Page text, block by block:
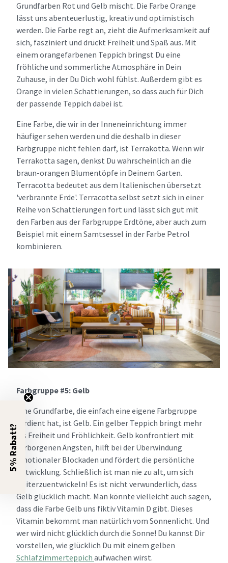
Grundfarben Rot und Gelb mischt. Die Farbe Orange
lässt uns abenteuerlustig, kreativ und optimistisch
werden. Die Farbe regt an, zieht die Aufmerksamkeit auf
sich, fasziniert und drückt Freiheit und Spaß aus. Mit
einem orangefarbenen Teppich bringst Du eine
fröhliche und sommerliche Atmosphäre in Dein
Zuhause, in der Du Dich wohl fühlst. Außerdem gibt es
Orange in vielen Schattierungen, so dass auch für Dich
der passende Teppich dabei ist.
Eine Farbe, die wir in der Inneneinrichtung immer
häufiger sehen werden und die deshalb in dieser
Farbgruppe nicht fehlen darf, ist Terrakotta. Wenn wir
Terrakotta sagen, denkst Du wahrscheinlich an die
braun-orangen Blumentöpfe in Deinem Garten.
Terracotta bedeutet aus dem Italienischen übersetzt
'verbrannte Erde'. Terracotta selbst setzt sich in einer
Reihe von Schattierungen fort und lässt sich gut mit
den Farben aus der Farbgruppe Erdtöne, aber auch zum
Beispiel mit einem Samtsessel in der Farbe Petrol
kombinieren.
Farbgruppe #5: Gelb
Eine Grundfarbe, die einfach eine eigene Farbgruppe
verdient hat, ist Gelb. Ein gelber Teppich bringt mehr
als Freiheit und Fröhlichkeit. Gelb konfrontiert mit
verborgenen Ängsten, hilft bei der Überwindung
emotionaler Blockaden und fördert die persönliche
Entwicklung. Schließlich ist man nie zu alt, um sich
weiterzuentwickeln! Es ist nicht verwunderlich, dass
Gelb glücklich macht. Man könnte vielleicht auch sagen,
dass die Farbe Gelb uns fiktiv Vitamin D gibt. Dieses
Vitamin bekommt man natürlich vom Sonnenlicht. Und
wer wird nicht glücklich durch die Sonne! Du kannst Dir
vorstellen, wie glücklich Du mit einem gelben
Schlafzimmerteppich aufwachen wirst.
5% Rabatt?